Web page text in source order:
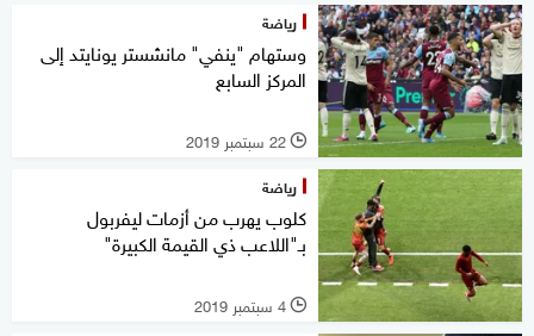
رياضة
وستهام "ينفي" مانشستر يونايتد إلى
المركز السابع
l 22 سبتمبر 2019
رياضة
كلوب يهرب من أزمات ليفربول
بـ"اللاعب ذي القيمة الكبيرة"
l 4 سبتمبر 2019